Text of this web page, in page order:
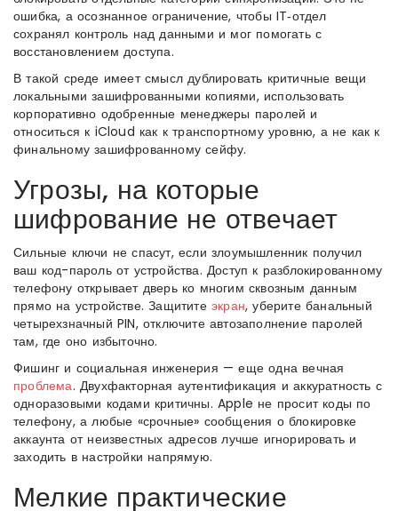
ошибка, а осознанное ограничение, чтобы IT‑отдел
сохранял контроль над данными и мог помогать с
восстановлением доступа.
В такой среде имеет смысл дублировать критичные вещи
локальными зашифрованными копиями, использовать
корпоративно одобренные менеджеры паролей и
относиться к iCloud как к транспортному уровню, а не как к
финальному зашифрованному сейфу.
Угрозы, на которые
шифрование не отвечает
Сильные ключи не спасут, если злоумышленник получил
ваш код-пароль от устройства. Доступ к разблокированному
телефону открывает дверь ко многим сквозным данным
прямо на устройстве. Защитите экран, уберите банальный
четырехзначный PIN, отключите автозаполнение паролей
там, где оно избыточно.
Фишинг и социальная инженерия — еще одна вечная
проблема. Двухфакторная аутентификация и аккуратность с
одноразовыми кодами критичны. Apple не просит коды по
телефону, а любые «срочные» сообщения о блокировке
аккаунта от неизвестных адресов лучше игнорировать и
заходить в настройки напрямую.
Мелкие практические